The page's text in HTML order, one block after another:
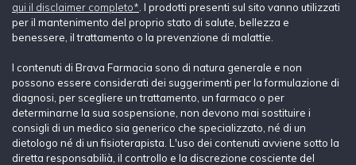
qui il disclaimer completo* . I prodotti presenti sul sito vanno utilizzati
per il mantenimento del proprio stato di salute, bellezza e
benessere, il trattamento o la prevenzione di malattie.
I contenuti di Brava Farmacia sono di natura generale e non
possono essere considerati dei suggerimenti per la formulazione di
diagnosi, per scegliere un trattamento, un farmaco o per
determinarne la sua sospensione, non devono mai sostituire i
consigli di un medico sia generico che specializzato, né di un
dietologo né di un fisioterapista. L'uso dei contenuti avviene sotto la
diretta responsabilià, il controllo e la discrezione cosciente del